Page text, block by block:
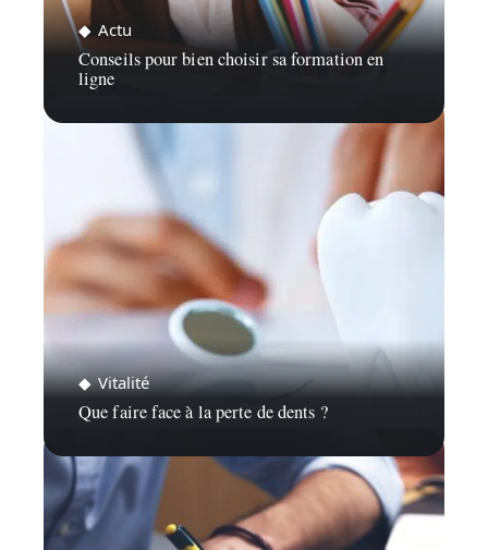
Actu
Conseils pour bien choisir sa formation en
ligne
Vitalité
Que faire face à la perte de dents ?